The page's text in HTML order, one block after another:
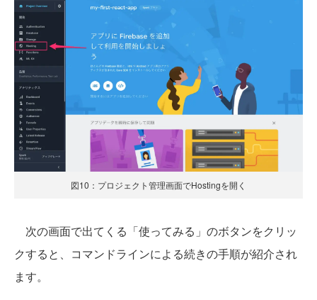
図10：プロジェクト管理画面でHostingを開く
次の画面で出てくる「使ってみる」のボタンをクリッ
クすると、コマンドラインによる続きの手順が紹介され
ます。